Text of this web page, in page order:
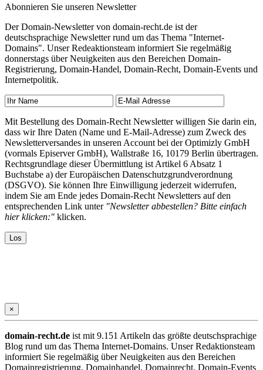
Abonnieren Sie unseren Newsletter
Der Domain-Newsletter von domain-recht.de ist der
deutschsprachige Newsletter rund um das Thema "Internet-
Domains". Unser Redeaktionsteam informiert Sie regelmäßig
donnerstags über Neuigkeiten aus den Bereichen Domain-
Registrierung, Domain-Handel, Domain-Recht, Domain-Events und
Internetpolitik.
Mit Bestellung des Domain-Recht Newsletter willigen Sie darin ein,
dass wir Ihre Daten (Name und E-Mail-Adresse) zum Zweck des
Newsletterversandes in unseren Account bei der Optimizly GmbH
(vormals Episerver GmbH), Wallstraße 16, 10179 Berlin übertragen.
Rechtsgrundlage dieser Übermittlung ist Artikel 6 Absatz 1
Buchstabe a) der Europäischen Datenschutzgrundverordnung
(DSGVO). Sie können Ihre Einwilligung jederzeit widerrufen,
indem Sie am Ende jedes Domain-Recht Newsletters auf den
entsprechenden Link unter "Newsletter abbestellen? Bitte einfach
hier klicken:" klicken.
×
domain-recht.de ist mit 9.151 Artikeln das größte deutschsprachige
Blog rund um das Thema Internet-Domains. Unser Redaktionsteam
informiert Sie regelmäßig über Neuigkeiten aus den Bereichen
Domainregistrierung, Domainhandel, Domainrecht, Domain-Events